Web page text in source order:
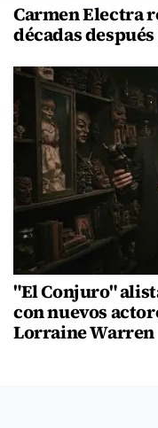
Carmen Electra
décadas
"El Conjuro"
con nuevos
Lorraine Warren